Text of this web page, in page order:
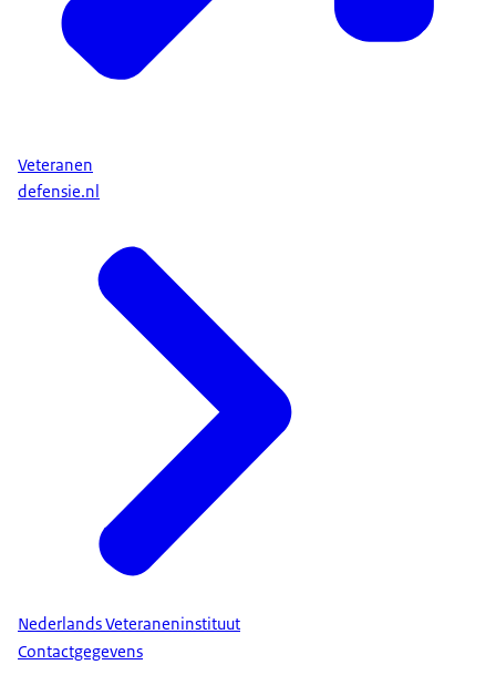
Veteranen
defensie.nl
Nederlands Veteraneninstituut
Contactgegevens